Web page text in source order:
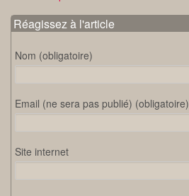
Réagissez à l'article
Nom (obligatoire)
Email (ne sera pas publié) (obligatoire)
Site internet